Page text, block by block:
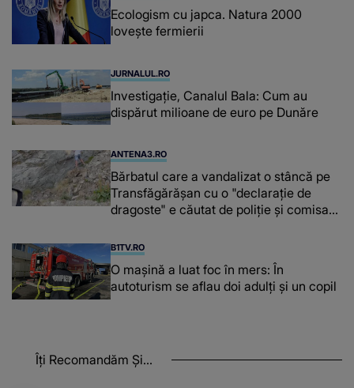
Ecologism cu japca. Natura 2000
lovește fermierii
JURNALUL.RO
Investigație, Canalul Bala: Cum au
dispărut milioane de euro pe Dunăre
ANTENA3.RO
Bărbatul care a vandalizat o stâncă pe
Transfăgărășan cu o "declaraţie de
dragoste" e căutat de poliție și comisarii
B1TV.RO
O maşină a luat foc în mers: În
autoturism se aflau doi adulți și un copil
Îți Recomandăm Și...